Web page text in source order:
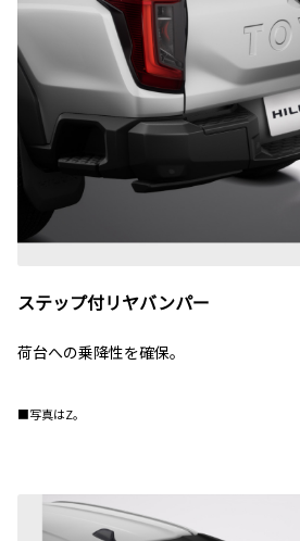
ステップ付リヤバンパー
荷台への乗降性を確保。
■写真はZ。